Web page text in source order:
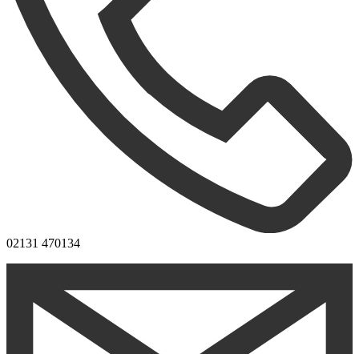
02131 470134